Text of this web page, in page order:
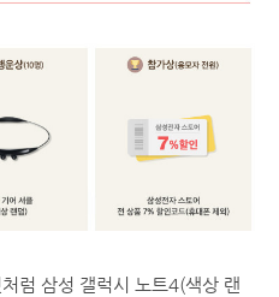
럼 삼성 갤럭시 노트4(색상 랜